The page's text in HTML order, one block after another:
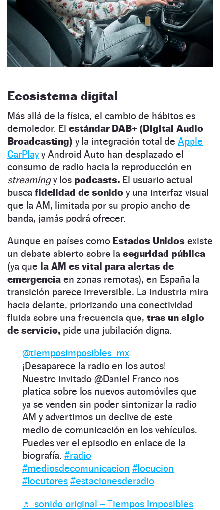
Ecosistema digital
Más allá de la física, el cambio de hábitos es
demoledor. El estándar DAB+ (Digital Audio
Broadcasting) y la integración total de Apple
CarPlayy Android Auto han desplazado el
consumo de radio hacia la reproducción en
streamingy los podcasts. El usuario actual
busca fidelidad de sonido y una interfaz visual
que la AM, limitada por su propio ancho de
banda, jamás podrá ofrecer.
Aunque en países como Estados Unidos existe
un debate abierto sobre la seguridad pública
(ya que la AM es vital para alertas de
emergencia en zonas remotas), en España la
transición parece irreversible. La industria mira
hacia delante, priorizando una conectividad
fluida sobre una frecuencia que, tras un siglo
de servicio, pide una jubilación digna.
@tiemposimposibles_mx
¡Desaparece la radio en los autos!
Nuestro invitado @Daniel Franco nos
platica sobre los nuevos automóviles que
ya se venden sin poder sintonizar la radio
AM y advertimos un declive de este
medio de comunicación en los vehículos.
Puedes ver el episodio en enlace de la
biografía. #radio
#mediosdecomunicacion #locucion
#locutores #estacionesderadio
♬ sonido original – Tiempos Imposibles